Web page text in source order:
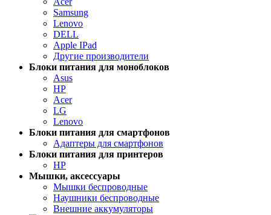
Samsung
Lenovo
DELL
Apple IPad
Другие производители
Блоки питания для моноблоков
Asus
HP
Acer
LG
Lenovo
Блоки питания для смартфонов
Адаптеры для смартфонов
Блоки питания для принтеров
HP
Мышки, аксессуары
Мышки беспроводные
Наушники беспроводные
Внешние аккумуляторы